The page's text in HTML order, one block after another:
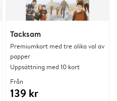
Tacksam
Premiumkort med tre olika val av
papper
Uppsättning med 10 kort
Från
139 kr